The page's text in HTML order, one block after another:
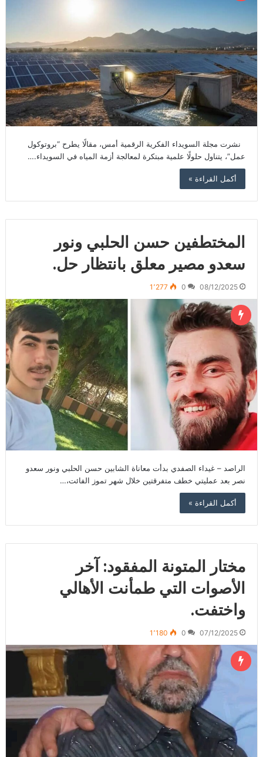
نشرت مجلة السويداء الفكرية الرقمية أمس، مقالًا يطرح “بروتوكول
عمل”، يتناول حلولًا علمية مبتكرة لمعالجة أزمة المياه في السويداء.…
أكمل القراءة »
المختطفين حسن الحلبي ونور
سعدو مصير معلق بانتظار حل.
08/12/2025
0 1٬277
الراصد – غيداء الصفدي بدأت معاناة الشابين حسن الحلبي ونور سعدو
نصر بعد عمليتي خطف متفرقتين خلال شهر تموز الفائت،…
أكمل القراءة »
مختار المتونة المفقود: آخر
الأصوات التي طمأنت الأهالي
واختفت.
07/12/2025
0 1٬180